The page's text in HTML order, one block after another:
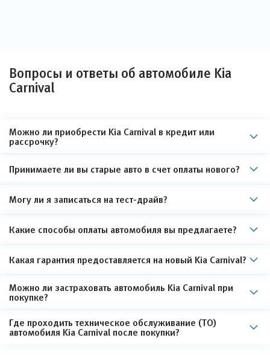
Вопросы и ответы об автомобиле Kia
Carnival
Можно ли приобрести Kia Carnival в кредит или
рассрочку?
Принимаете ли вы старые авто в счет оплаты нового?
Могу ли я записаться на тест-драйв?
Какие способы оплаты автомобиля вы предлагаете?
Какая гарантия предоставляется на новый Kia Carnival?
Можно ли застраховать автомобиль Kia Carnival при
покупке?
Где проходить техническое обслуживание (ТО)
автомобиля Kia Carnival после покупки?